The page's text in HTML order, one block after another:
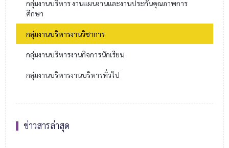
กลุ่มงานบริหาร งานแผนงานและงานประกันคุณภาพการ
ศึกษา
กลุ่มงานบริหารงานวิชาการ
กลุ่มงานบริหารงานกิจการนักเรียน
กลุ่มงานบริหารงานบริหารทั่วไป
ข่าวสารล่าสุด